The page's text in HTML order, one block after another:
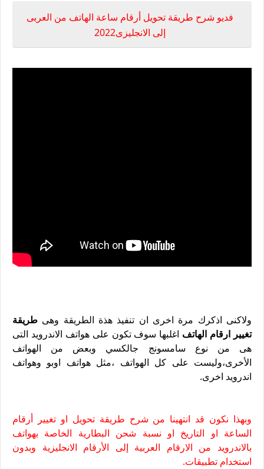
فديو شرح طريقة تحويل أرقام ساعة الهاتف من العربى
إلى الانجليزى2022
ولاكنى اذكرك مرة اخرى ان تنفيذ هذة الطريقة وهى طريقة
تغيير ارقام الهاتف اغلبها سوف تكون على هواتف الاندرويد التى
هى من نوع سامسونج جالكسي وبعض من الهواتف
الأخرى،وليست على كل الهواتف ،مثل هواتف اوبو وهواتف
اندرويد اخرى.
وبهذا نكون قد انتهينا من شرح طريقة تحويل او تغيير أرقام
الساعة او التاريخ او نسبة شحن البطارية الخاصة بهواتف
بالاندرويد من الارقام العربية إلى الأرقام الانجليزية وبدون
استخدام تطبيقات.